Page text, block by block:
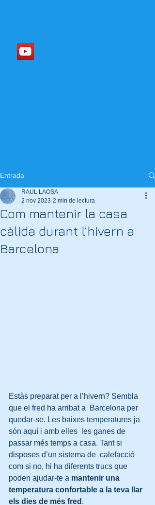
Entrada
Com mantenir la casa
càlida durant l’hivern a
Barcelona
RAUL LAOSA
2 nov 2023 2 min de lectura
Estàs preparat per a l’hivern? Sembla
que el fred ha arribat a  Barcelona per
quedar-se. Les baixes temperatures ja
són aquí i amb elles  les ganes de
passar més temps a casa. Tant si
disposes d’un sistema de  calefacció
com si no, hi ha diferents trucs que
poden ajudar-te a mantenir una
temperatura confortable a la teva llar
els dies de més fred .